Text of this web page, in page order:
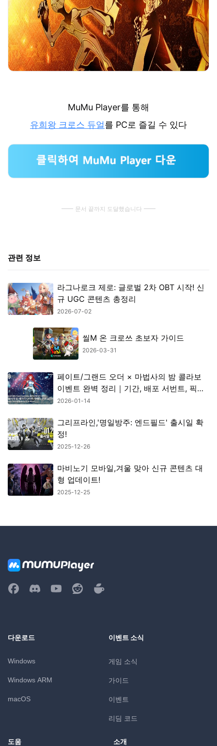
MuMu Player를 통해
유희왕 크로스 듀얼를 PC로 즐길 수 있다
문서 끝까지 도달했습니다
관련 정보
라그나로크 제로: 글로벌 2차 OBT 시작! 신
규 UGC 콘텐츠 총정리
2026-07-02
씰M 온 크로쓰 초보자 가이드
2026-03-31
페이트/그랜드 오더 × 마법사의 밤 콜라보
이벤트 완벽 정리｜기간, 배포 서번트, 픽업
정보 총정리
2026-01-14
그리프라인,'명일방주: 엔드필드' 출시일 확
정!
2025-12-26
마비노기 모바일,겨울 맞아 신규 콘텐츠 대
형 업데이트!
2025-12-25
다운로드
Windows
Windows ARM
macOS
이벤트 소식
게임 소식
가이드
이벤트
리딤 코드
도움 소개